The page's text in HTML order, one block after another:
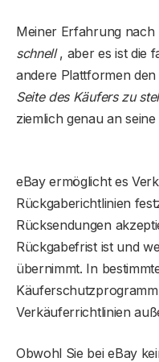
Meiner Erfahrung
schnell, aber es ist die
andere Plattformen den
Seite des Käufers zu
ziemlich genau an
eBay ermöglicht es
Rückgaberichtlinien
Rücksendungen
Rückgabefrist ist und
übernimmt. In
Verkäuferrichtlinien
Obwohl Sie bei eBay